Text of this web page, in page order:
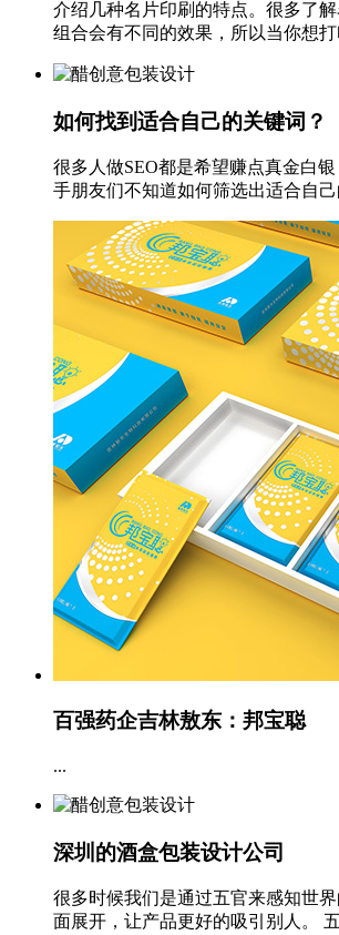
介绍几种名片印刷的特点。很多了
组合会有不同的效果，所以当你想
如何找到适合自己的关键词？
很多人做SEO都是希望赚点真金白
手朋友们不知道如何筛选出适合自
百强药企吉林敖东：邦宝聪
...
深圳的酒盒包装设计公司
很多时候我们是通过五官来感知世
面展开，让产品更好的吸引别人。